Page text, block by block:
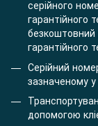
серійного
гарантійного
гарантійного
Серійний
зазначеному у
допомогою